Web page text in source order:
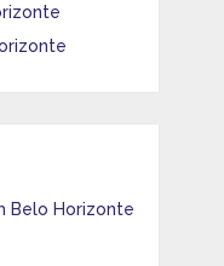
Belo Horizonte